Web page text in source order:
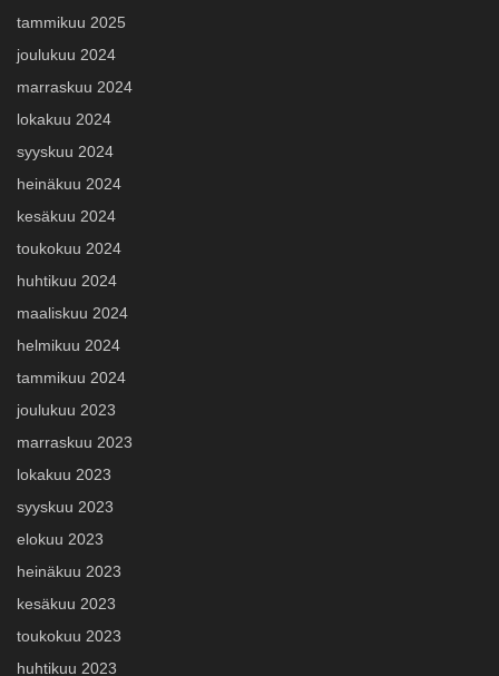
tammikuu 2025
joulukuu 2024
marraskuu 2024
lokakuu 2024
syyskuu 2024
heinäkuu 2024
kesäkuu 2024
toukokuu 2024
huhtikuu 2024
maaliskuu 2024
helmikuu 2024
tammikuu 2024
joulukuu 2023
marraskuu 2023
lokakuu 2023
syyskuu 2023
elokuu 2023
heinäkuu 2023
kesäkuu 2023
toukokuu 2023
huhtikuu 2023